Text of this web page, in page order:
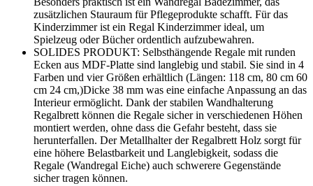
zusätzlichen Stauraum für Pflegeprodukte schafft. Für das
Kinderzimmer ist ein Regal Kinderzimmer ideal, um
Spielzeug oder Bücher ordentlich aufzubewahren.
SOLIDES PRODUKT: Selbsthängende Regale mit runden
Ecken aus MDF-Platte sind langlebig und stabil. Sie sind in 4
Farben und vier Größen erhältlich (Längen: 118 cm, 80 cm 60
cm 24 cm,)Dicke 38 mm was eine einfache Anpassung an das
Interieur ermöglicht. Dank der stabilen Wandhalterung
Regalbrett können die Regale sicher in verschiedenen Höhen
montiert werden, ohne dass die Gefahr besteht, dass sie
herunterfallen. Der Metallhalter der Regalbrett Holz sorgt für
eine höhere Belastbarkeit und Langlebigkeit, sodass die
Regale (Wandregal Eiche) auch schwerere Gegenstände
sicher tragen können.